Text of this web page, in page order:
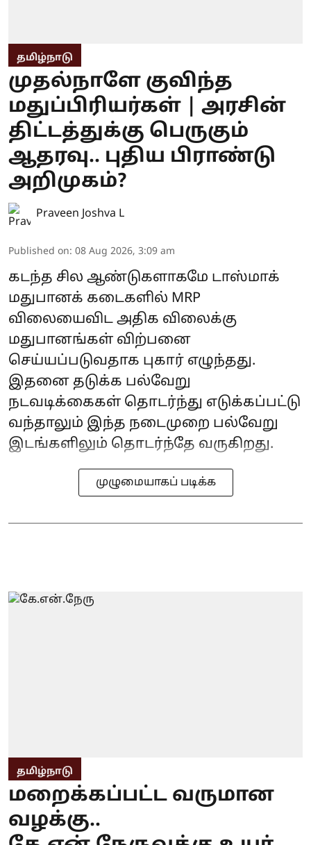
தமிழ்நாடு
முதல்நாளே குவிந்த
மதுப்பிரியர்கள் | அரசின்
திட்டத்துக்கு பெருகும்
ஆதரவு.. புதிய பிராண்டு
அறிமுகம்?
Praveen Joshva L
Published on: 08 Aug 2026, 3:09 am
கடந்த சில ஆண்டுகளாகமே டாஸ்மாக்
மதுபானக் கடைகளில் MRP
விலையைவிட அதிக விலைக்கு
மதுபானங்கள் விற்பனை
செய்யப்படுவதாக புகார் எழுந்தது.
இதனை தடுக்க பல்வேறு
நடவடிக்கைகள் தொடர்ந்து எடுக்கப்பட்டு
வந்தாலும் இந்த நடைமுறை பல்வேறு
இடங்களிலும் தொடர்ந்தே வருகிறது.
முழுமையாகப் படிக்க
தமிழ்நாடு
மறைக்கப்பட்ட வருமான
வழக்கு..